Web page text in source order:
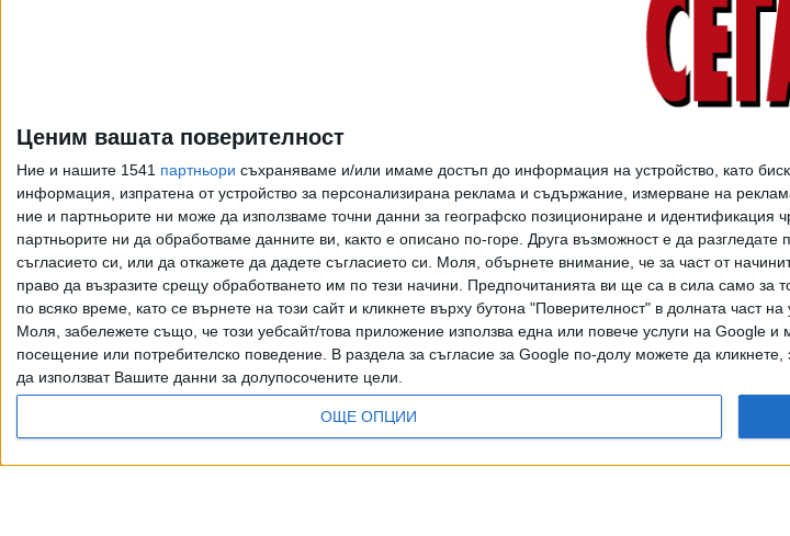
Ценим вашата поверителност
Ние и нашите 1541 партньори съхраняваме и/или имаме достъп до информация на устройство, като
информация, изпратена от устройство за персонализирана реклама и съдържание, измерване на
ние и партньорите ни може да използваме точни данни за географско позициониране и идентификация
партньорите ни да обработваме данните ви, както е описано по-горе. Друга възможност е да
съгласието си, или да откажете да дадете съгласието си.
Моля, обърнете внимание, че за част от
право да възразите срещу обработването им по тези начини. Предпочитанията ви ще са в сила само за
по всяко време, като се върнете на този сайт и кликнете върху бутона "Поверителност" в долната част на
Моля, забележете също, че този уебсайт/това приложение използва една или повече услуги на
посещение или потребителско поведение. В раздела за съгласие за Google по-долу можете да
да използват Вашите данни за долупосочените цели.
ОЩЕ ОПЦИИ
Гравюрите на Сидония
Атанасова извличат от
дървото магическа
светлина
21 Апр. 2026
000 евро е звездата в
пролетната колекция
на „Лоранъ“
23 Март 2026
"Лоранъ" ни
предизвиква да
отгатнем авторите
04 Февр. 2026
Личните истории на 25
художници градят
мост на изкуството
София – Истанбул